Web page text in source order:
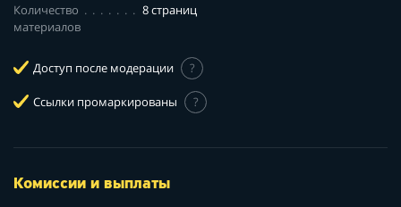
Количество
материалов
8 страниц
Доступ после модерации ?
Ссылки промаркированы ?
Комиссии и выплаты